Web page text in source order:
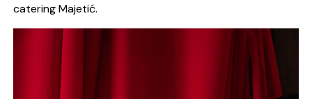
catering Majetić.